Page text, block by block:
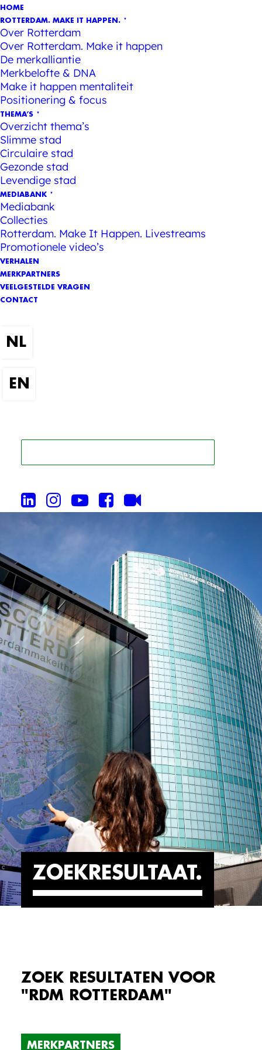
HOME
ROTTERDAM. MAKE IT HAPPEN.
Over Rotterdam
Over Rotterdam. Make it happen
De merkalliantie
Merkbelofte & DNA
Make it happen mentaliteit
Positionering & focus
THEMA’S
Overzicht thema’s
Slimme stad
Circulaire stad
Gezonde stad
Levendige stad
MEDIABANK
Mediabank
Collecties
Rotterdam. Make It Happen. Livestreams
Promotionele video’s
VERHALEN
MERKPARTNERS
VEELGESTELDE VRAGEN
CONTACT
ZOEKRESULTAAT
ZOEK RESULTATEN VOOR
"RDM ROTTERDAM"
MERKPARTNERS